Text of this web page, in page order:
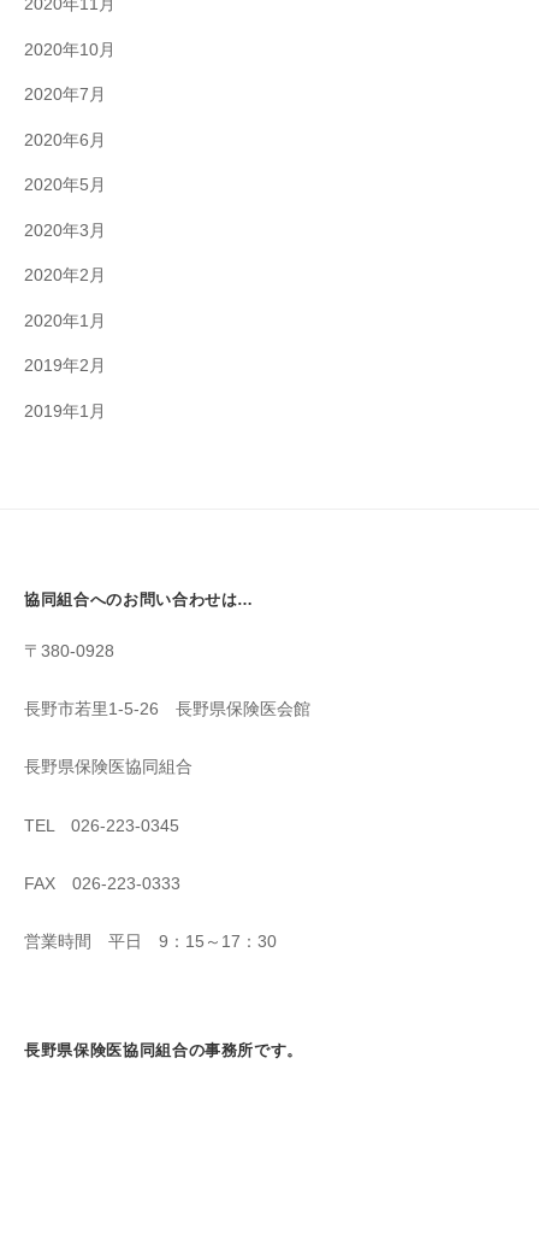
2020年11月
2020年10月
2020年7月
2020年6月
2020年5月
2020年3月
2020年2月
2020年1月
2019年2月
2019年1月
協同組合へのお問い合わせは…
〒380-0928
長野市若里1-5-26 長野県保険医会館
長野県保険医協同組合
TEL 026-223-0345
FAX 026-223-0333
営業時間 平日 9：15～17：30
長野県保険医協同組合の事務所です。